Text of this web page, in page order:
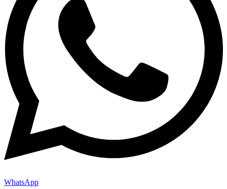
WhatsApp